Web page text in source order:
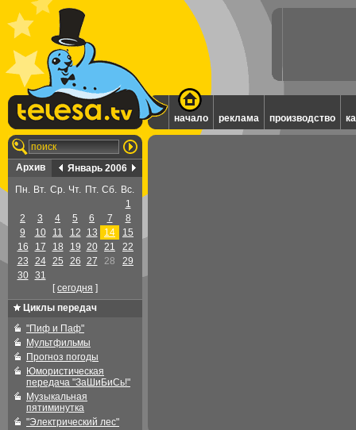
начало реклама производство
Архив
Январь 2006
Пн. Вт. Ср. Чт. Пт. Сб. Вс.
1
2
3 4 5 6 7
8
9
10 11 12 13 14
15
16
17 18 19 20 21
22
23
24 25 26 27 28
29
30
31
[cегодня ]
Циклы передач
"Пиф и Паф"
Мультфильмы
Прогноз погоды
Юмористическая
передача "ЗаШиБиСь!"
Музыкальная
пятиминутка
"Электрический лес"